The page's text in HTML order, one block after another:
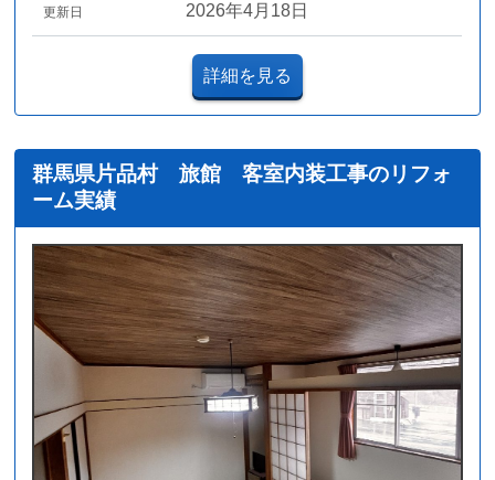
更新日 2026年4月18日
詳細を見る
群馬県片品村 旅館 客室内装工事のリフォ
ーム実績